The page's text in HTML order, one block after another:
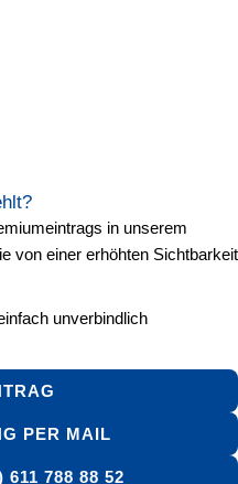
in unserem
von einer erhöhten Sichtbarkeit
unverbindlich
PER MAIL
611 788 88 52